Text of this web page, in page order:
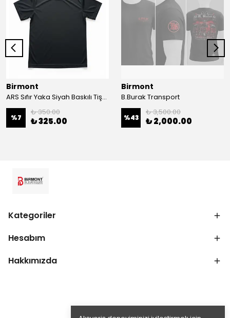
Birmont
ARS Sıfır Yaka Siyah Baskılı Tişört
%7
₺ 350.00
₺ 325.00
Birmont
B.Burak Transport
%43
₺ 3,500.00
₺ 2,000.00
Kategoriler
Hesabım
Hakkımızda